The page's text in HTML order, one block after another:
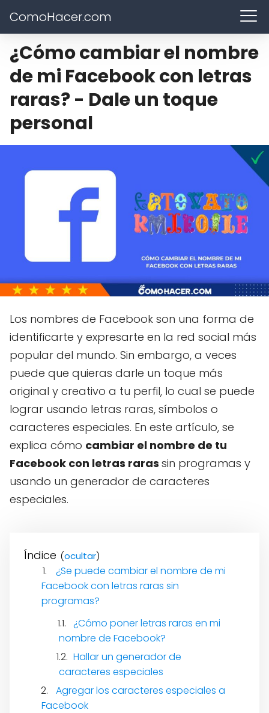
ComoHacer.com
¿Cómo cambiar el nombre
de mi Facebook con letras
raras? - Dale un toque
personal
Los nombres de Facebook son una forma de
identificarte y expresarte en la red social más
popular del mundo. Sin embargo, a veces
puede que quieras darle un toque más
original y creativo a tu perfil, lo cual se puede
lograr usando letras raras, símbolos o
caracteres especiales. En este artículo, se
explica cómo cambiar el nombre de tu
Facebook con letras raras sin programas y
usando un generador de caracteres
especiales.
Índice ( )
¿Se puede cambiar el nombre de mi
Facebook con letras raras sin
programas?
¿Cómo poner letras raras en mi
nombre de Facebook?
Hallar un generador de
caracteres especiales
Agregar los caracteres especiales a
Facebook